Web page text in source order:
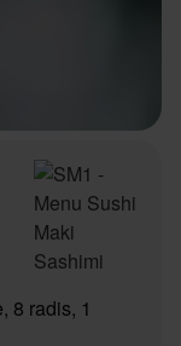
8 radis, 1